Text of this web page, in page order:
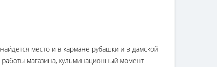
место и в кармане рубашки и в дамской
магазина, кульминационный момент